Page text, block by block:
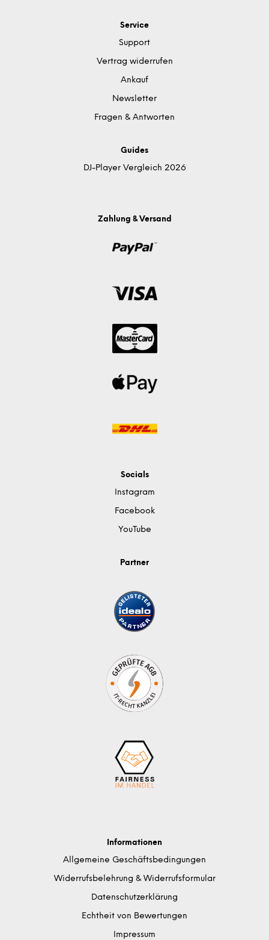
Service
Support
Vertrag widerrufen
Ankauf
Newsletter
Fragen & Antworten
Guides
DJ-Player Vergleich 2026
Zahlung & Versand
Socials
Instagram
Facebook
YouTube
Partner
Informationen
Allgemeine Geschäftsbedingungen
Widerrufsbelehrung & Widerrufsformular
Datenschutzerklärung
Echtheit von Bewertungen
Impressum